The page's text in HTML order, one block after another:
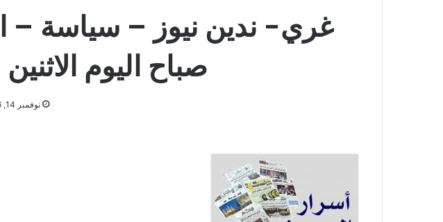
غري- ندين نيوز – سياسة –
صباح اليوم الاثنين 14 تشرين الثاني 2016
نوفمبر 14, 2016